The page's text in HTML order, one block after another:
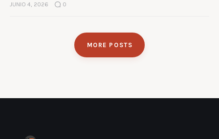
JUNIO 4, 2026 0
MORE POSTS